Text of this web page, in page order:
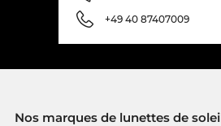
+49 40 87407009
Nos marques de lunettes de